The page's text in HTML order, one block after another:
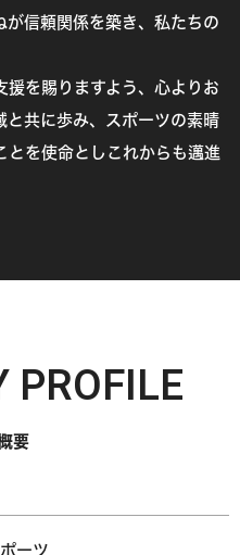
が信頼関係を築き、私たちの
援を賜りますよう、心よりお
と共に歩み、スポーツの素晴
とを使命としこれからも邁進
PROFILE
要
ーツ